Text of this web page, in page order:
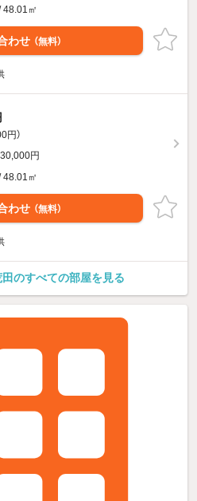
48.01㎡
わせ （無料）
円）
円
48.01㎡
わせ （無料）
のすべての部屋を見る